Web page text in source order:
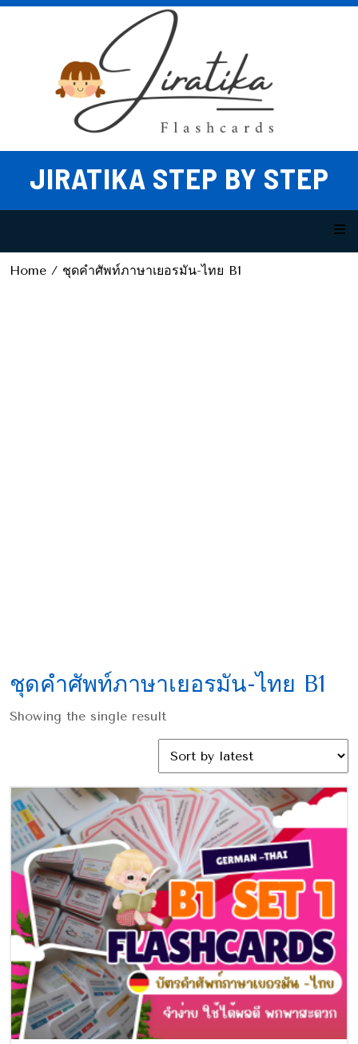
Skip
JIRATIKA STEP BY STEP
Home / ชุดคำศัพท์ภาษาเยอรมัน-ไทย B1
ชุดคำศัพท์ภาษาเยอรมัน-ไทย B1
Showing the single result